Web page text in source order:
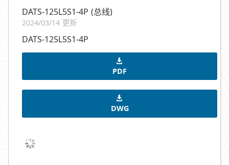
DATS-125L5S1-4P (总线)
2024/03/14 更新
DATS-125L5S1-4P
PDF
DWG